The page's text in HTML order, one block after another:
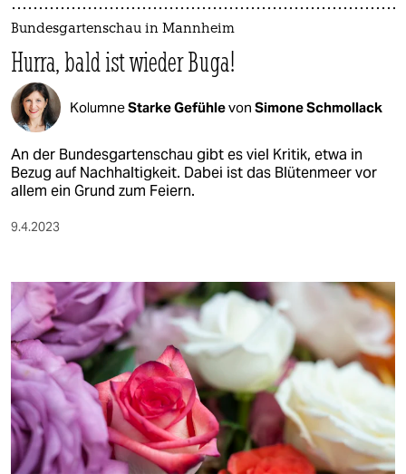
Bundesgartenschau in Mannheim
Hurra, bald ist wieder Buga!
KolumneStarke Gefühlevon Simone Schmollack
An der Bundesgartenschau gibt es viel Kritik, etwa in
Bezug auf Nachhaltigkeit. Dabei ist das Blütenmeer vor
allem ein Grund zum Feiern.
9.4.2023